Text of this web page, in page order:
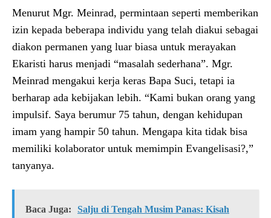
Menurut Mgr. Meinrad, permintaan seperti memberikan
izin kepada beberapa individu yang telah diakui sebagai
diakon permanen yang luar biasa untuk merayakan
Ekaristi harus menjadi “masalah sederhana”. Mgr.
Meinrad mengakui kerja keras Bapa Suci, tetapi ia
berharap ada kebijakan lebih. “Kami bukan orang yang
impulsif. Saya berumur 75 tahun, dengan kehidupan
imam yang hampir 50 tahun. Mengapa kita tidak bisa
memiliki kolaborator untuk memimpin Evangelisasi?,”
tanyanya.
Baca Juga: Salju di Tengah Musim Panas: Kisah